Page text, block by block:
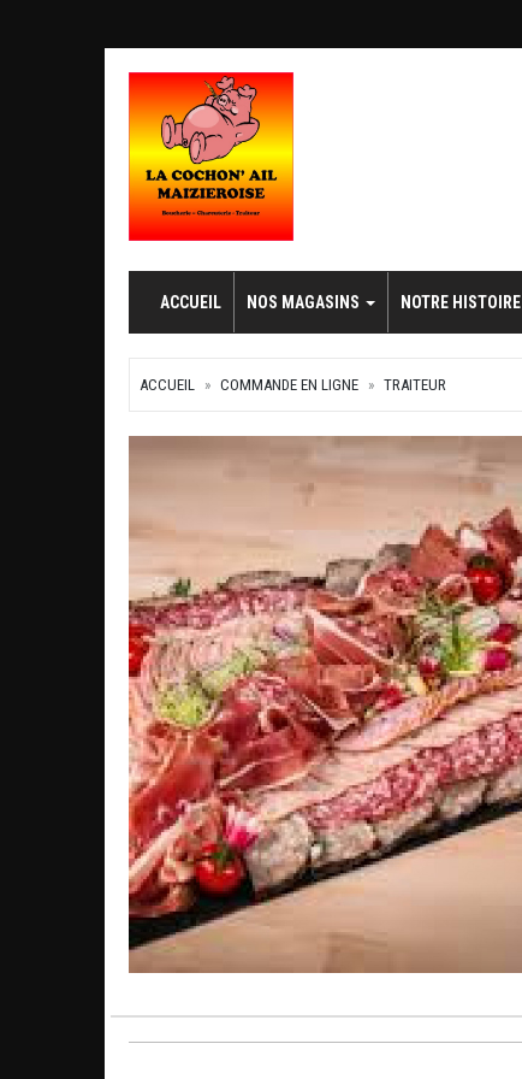
ACCUEIL NOS MAGASINS NOTRE HISTOIRE
ACCUEIL COMMANDE EN LIGNE TRAITEUR